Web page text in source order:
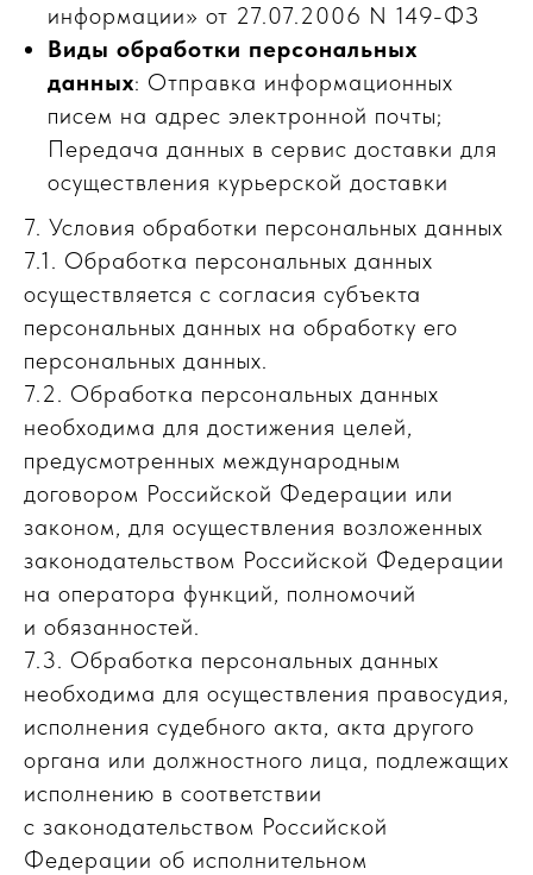
информации» от 27.07.2006 N 149-ФЗ
Виды обработки персональных
данных: Отправка информационных
писем на адрес электронной почты;
Передача данных в сервис доставки для
осуществления курьерской доставки
7. Условия обработки персональных данных
7.1. Обработка персональных данных
осуществляется с согласия субъекта
персональных данных на обработку его
персональных данных.
7.2. Обработка персональных данных
необходима для достижения целей,
предусмотренных международным
договором Российской Федерации или
законом, для осуществления возложенных
законодательством Российской Федерации
на оператора функций, полномочий
и обязанностей.
7.3. Обработка персональных данных
необходима для осуществления правосудия,
исполнения судебного акта, акта другого
органа или должностного лица, подлежащих
исполнению в соответствии
с законодательством Российской
Федерации об исполнительном